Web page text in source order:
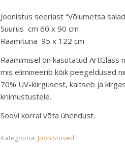
Joonistus seeriast “Võlumetsa
Suurus cm 60 x 90 cm
Raamituna 95 x 122 cm
Raamimisel on kasutatud ArtGlass
mis elimineerib kõik peegeldused
70% UV-kiirgusest, kaitseb ja
kriimustustele.
Soovi korral võta ühendust.
Kategooria: Joonistused